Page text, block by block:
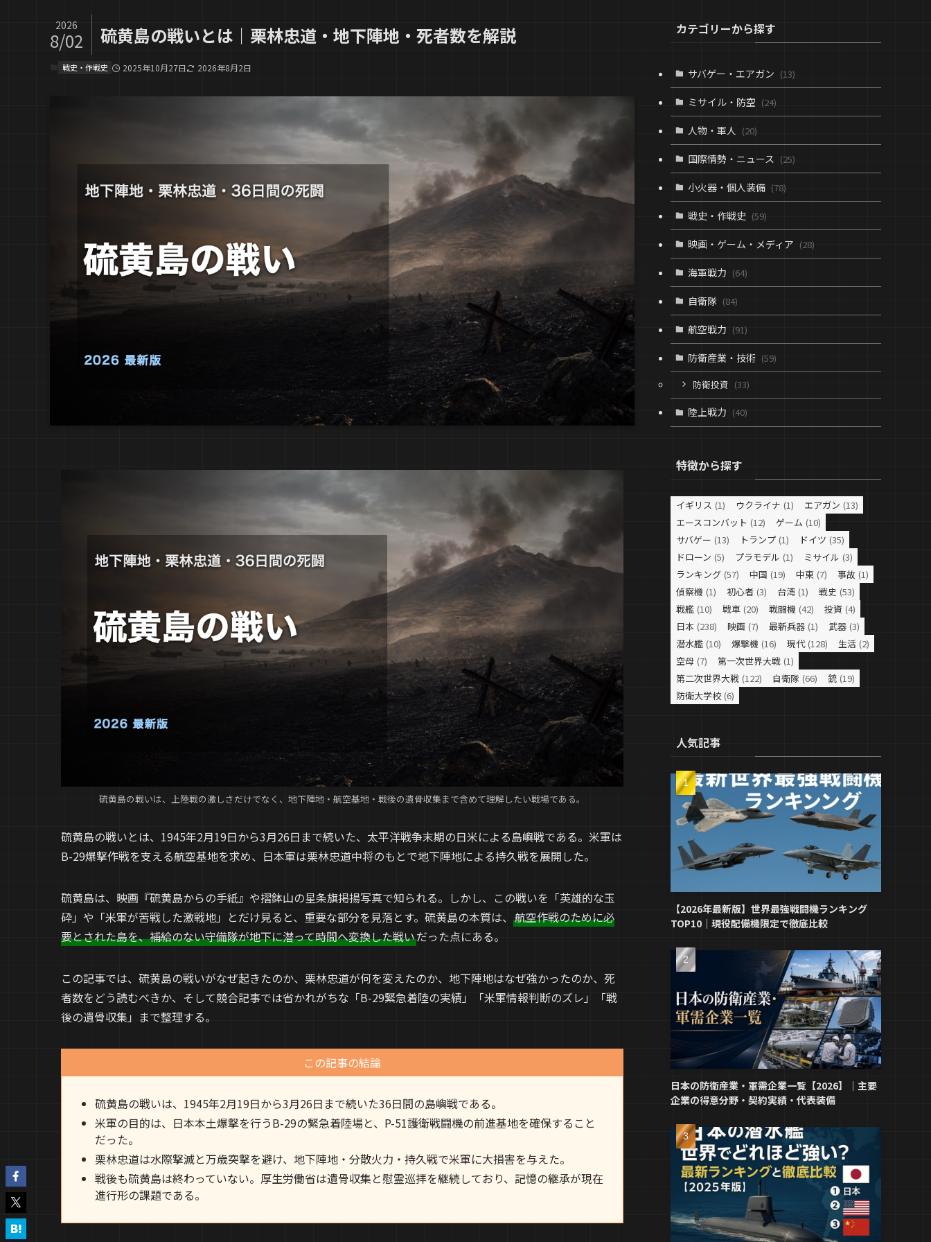
硫黄島の戦いとは｜栗林忠道・地下陣地・死者数を解説
2026
8/02
戦史・作戦史 2025年10月27日 2026年8月2日
硫黄島の戦いは、上陸戦の激しさだけでなく、地下陣地・航空基地・戦後の遺骨収集まで含めて理解したい戦場である。
硫黄島の戦いとは、1945年2月19日から3月26日まで続いた、太平洋戦争末期の日米による島嶼戦である。米軍は
B-29爆撃作戦を支える航空基地を求め、日本軍は栗林忠道中将のもとで地下陣地による持久戦を展開した。
硫黄島は、映画『硫黄島からの手紙』や摺鉢山の星条旗掲揚写真で知られる。しかし、この戦いを「英雄的な玉
砕」や「米軍が苦戦した激戦地」とだけ見ると、重要な部分を見落とす。硫黄島の本質は、 航空作戦のために必
要とされた島を、補給のない守備隊が地下に潜って時間へ変換した戦いだった点にある。
この記事では、硫黄島の戦いがなぜ起きたのか、栗林忠道が何を変えたのか、地下陣地はなぜ強かったのか、死
者数をどう読むべきか、そして競合記事では省かれがちな「B-29緊急着陸の実績」「米軍情報判断のズレ」「戦
後の遺骨収集」まで整理する。
この記事の結論
硫黄島の戦いは、1945年2月19日から3月26日まで続いた36日間の島嶼戦である。
米軍の目的は、日本本土爆撃を行うB-29の緊急着陸場と、P-51護衛戦闘機の前進基地を確保すること
だった。
栗林忠道は水際撃滅と万歳突撃を避け、地下陣地・分散火力・持久戦で米軍に大損害を与えた。
戦後も硫黄島は終わっていない。厚生労働省は遺骨収集と慰霊巡拝を継続しており、記憶の継承が現在
進行形の課題である。
カテゴリーから探す
サバゲー・エアガン (13)
ミサイル・防空 (24)
人物・軍人 (20)
国際情勢・ニュース (25)
小火器・個人装備 (78)
戦史・作戦史 (59)
映画・ゲーム・メディア (28)
海軍戦力 (64)
自衛隊 (84)
航空戦力 (91)
防衛産業・技術 (59)
防衛投資 (33)
陸上戦力 (40)
特徴から探す
イギリス (1) ウクライナ (1) エアガン (13)
エースコンバット (12) ゲーム (10)
サバゲー (13) トランプ (1) ドイツ (35)
ドローン (5) プラモデル (1) ミサイル (3)
ランキング (57) 中国 (19) 中東 (7) 事故 (1)
偵察機 (1) 初心者 (3) 台湾 (1) 戦史 (53)
戦艦 (10) 戦車 (20) 戦闘機 (42) 投資 (4)
日本 (238) 映画 (7) 最新兵器 (1) 武器 (3)
潜水艦 (10) 爆撃機 (16) 現代 (128) 生活 (2)
空母 (7) 第一次世界大戦 (1)
第二次世界大戦 (122) 自衛隊 (66) 銃 (19)
防衛大学校 (6)
人気記事
【2026年最新版】世界最強戦闘機ランキング
TOP10｜現役配備機限定で徹底比較
日本の防衛産業・軍需企業一覧【2026】｜主要
企業の得意分野・契約実績・代表装備